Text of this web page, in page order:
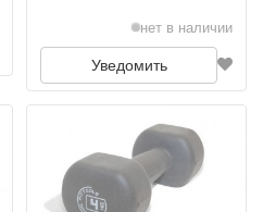
нет в наличии
Уведомить